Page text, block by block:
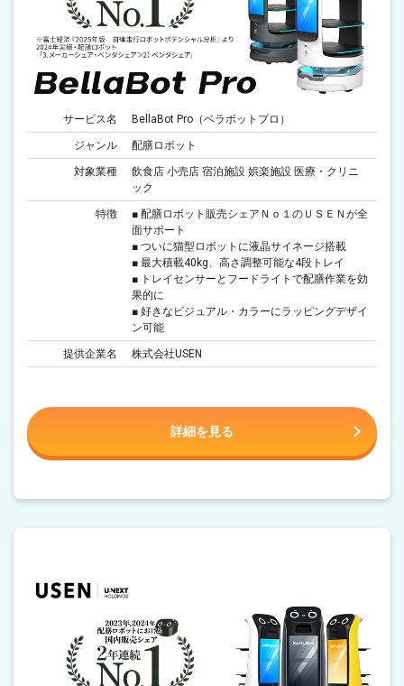
サービス名 BellaBot Pro（ベラボットプロ）
ジャンル 配膳ロボット
対象業種
飲食店 小売店 宿泊施設 娯楽施設 医療・クリニ
ック
特徴
■ 配膳ロボット販売シェアＮｏ１のＵＳＥＮが全
面サポート
■ ついに猫型ロボットに液晶サイネージ搭載
■ 最大積載40kg、高さ調整可能な4段トレイ
■ トレイセンサーとフードライトで配膳作業を効
果的に
■ 好きなビジュアル・カラーにラッピングデザイ
ン可能
提供企業名 株式会社USEN
詳細を見る